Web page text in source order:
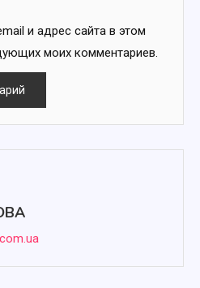
и адрес сайта в этом
моих комментариев.